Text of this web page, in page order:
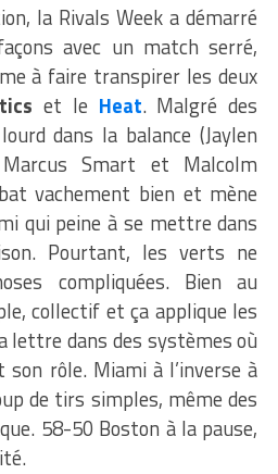
la Rivals Week a démarré
avec un match serré,
à faire transpirer les deux
et le Heat. Malgré des
dans la balance (Jaylen
Smart et Malcolm
vachement bien et mène
qui peine à se mettre dans
Pourtant, les verts ne
compliquées. Bien au
collectif et ça applique les
lettre dans des systèmes où
rôle. Miami à l’inverse à
de tirs simples, même des
58-50 Boston à la pause,